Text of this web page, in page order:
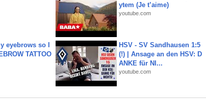
ytem (Je t’aime)
youtube.com
eyebrows so I
TATTOO
HSV - SV Sandhausen 1:5
(!) | Ansage an den HSV: D
ANKE für NI...
youtube.com